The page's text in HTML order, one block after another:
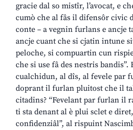
gracie dal so mistîr, l’avocat, e
cumò che al fâs il difensôr civic
conte – a vegnin furlans e ancje
ancje cuant che si cjatin intune
peloche, si compuartin cun
che si use fâ des nestris bandis”.
cualchidun, al dîs, al fevele par
doprant il furlan pluitost che il
citadins? “Fevelant par furlan il
ti sta denant al è plui sclet e
confidenziâl”, al rispuint